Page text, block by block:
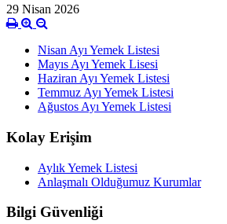
29 Nisan 2026
Nisan Ayı Yemek Listesi
Mayıs Ayı Yemek Lisesi
Haziran Ayı Yemek Listesi
Temmuz Ayı Yemek Listesi
Ağustos Ayı Yemek Listesi
Kolay Erişim
Aylık Yemek Listesi
Anlaşmalı Olduğumuz Kurumlar
Bilgi Güvenliği